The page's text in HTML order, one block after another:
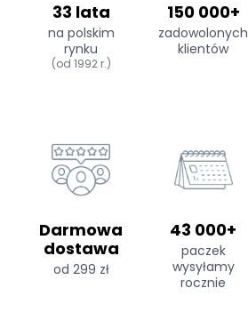
33 lata
na polskim
rynku
(od 1992 r.)
150 000+
zadowolonych
klientów
Darmowa
dostawa
od 299 zł
43 000+
paczek
wysyłamy
rocznie